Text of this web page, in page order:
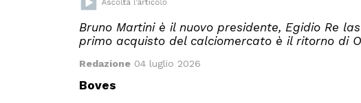
Bruno Martini è il nuovo presidente, Egidio Re
primo acquisto del calciomercato è il ritorno di
Redazione 04 luglio 2026
Boves